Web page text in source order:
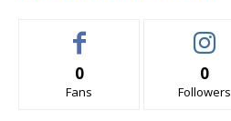
0
Fans
0
Followers